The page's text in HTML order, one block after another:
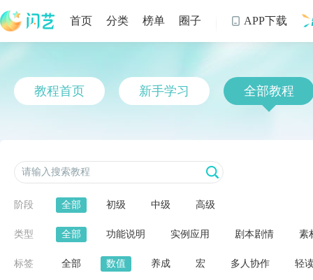
首页 分类 榜单 圈子  APP下载
教程首页 新手学习 全部教程
阶段 全部 初级 中级 高级
类型 全部 功能说明 实例应用 剧本剧情 素
标签 全部 数值 养成 宏 多人协作 轻